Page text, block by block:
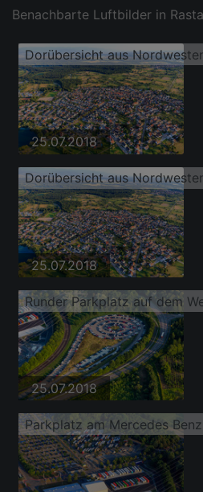
Benachbarte Luftbilder in
Dorübersicht aus
25.07.2018
Dorübersicht aus
25.07.2018
25.07.2018
Parkplatz am Mercedes